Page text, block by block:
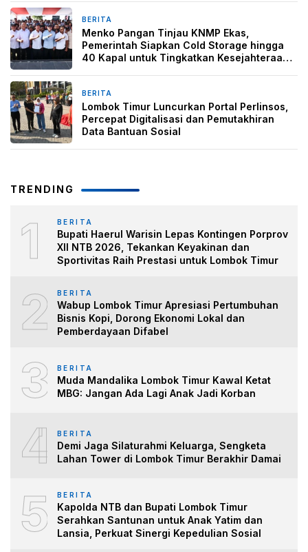
BERITA
Menko Pangan Tinjau KNMP Ekas,
Pemerintah Siapkan Cold Storage hingga
40 Kapal untuk Tingkatkan Kesejahteraan
BERITA
Lombok Timur Luncurkan Portal Perlinsos,
Percepat Digitalisasi dan Pemutakhiran
Data Bantuan Sosial
TRENDING
1 BERITA
Bupati Haerul Warisin Lepas Kontingen Porprov
XII NTB 2026, Tekankan Keyakinan dan
Sportivitas Raih Prestasi untuk Lombok Timur
2 BERITA
Wabup Lombok Timur Apresiasi Pertumbuhan
Bisnis Kopi, Dorong Ekonomi Lokal dan
Pemberdayaan Difabel
3 BERITA
Muda Mandalika Lombok Timur Kawal Ketat
MBG: Jangan Ada Lagi Anak Jadi Korban
4 BERITA
Demi Jaga Silaturahmi Keluarga, Sengketa
Lahan Tower di Lombok Timur Berakhir Damai
5 BERITA
Kapolda NTB dan Bupati Lombok Timur
Serahkan Santunan untuk Anak Yatim dan
Lansia, Perkuat Sinergi Kepedulian Sosial